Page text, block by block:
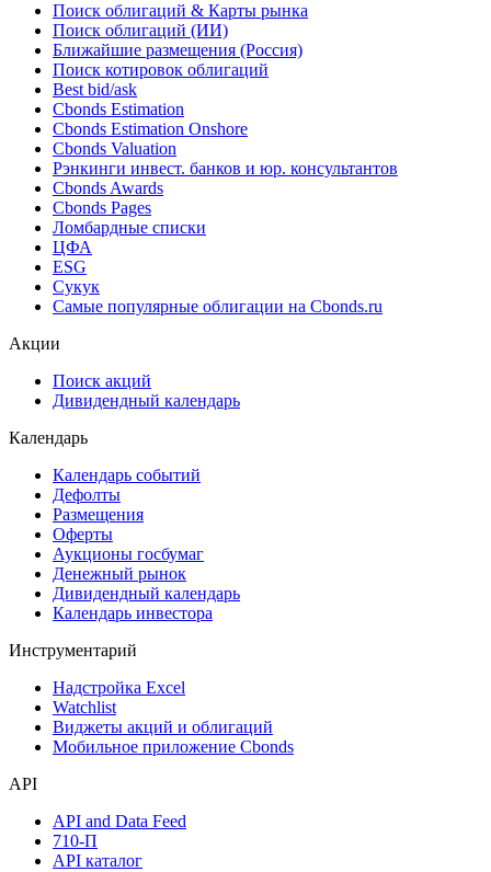
Поиск облигаций & Карты рынка
Поиск облигаций (ИИ)
Ближайшие размещения (Россия)
Поиск котировок облигаций
Best bid/ask
Cbonds Estimation
Cbonds Estimation Onshore
Cbonds Valuation
Рэнкинги инвест. банков и юр. консультантов
Cbonds Awards
Cbonds Pages
Ломбардные списки
ЦФА
ESG
Сукук
Самые популярные облигации на Cbonds.ru
Акции
Поиск акций
Дивидендный календарь
Календарь
Календарь событий
Дефолты
Размещения
Оферты
Аукционы госбумаг
Денежный рынок
Дивидендный календарь
Календарь инвестора
Инструментарий
Надстройка Excel
Watchlist
Виджеты акций и облигаций
Мобильное приложение Cbonds
API
API and Data Feed
710-П
API каталог